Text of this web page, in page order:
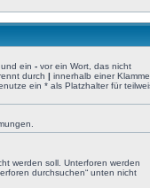
ein - vor ein Wort, das nicht
durch | innerhalb einer
ein * als Platzhalter für
werden soll. Unterforen werden
durchsuchen“ unten nicht